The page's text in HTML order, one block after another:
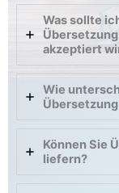
Was sollte
akzeptiert
Wie
Können Sie
liefern?